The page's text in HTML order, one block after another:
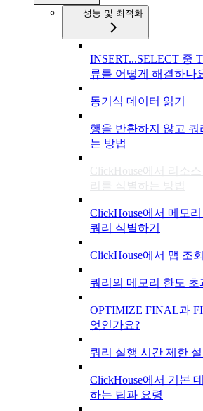
성능 및 최적화
INSERT...SELECT 중
류를 어떻게 해결하나
동기식 데이터 읽기
행을 반환하지 않고
는 방법
ClickHouse에서 리소
리를 식별하는 방법
ClickHouse에서 메모
쿼리 식별하기
ClickHouse에서 맵 조
쿼리의 메모리 한도 초
OPTIMIZE FINAL과
엇인가요?
쿼리 실행 시간 제한
ClickHouse에서 기본
하는 팁과 요령